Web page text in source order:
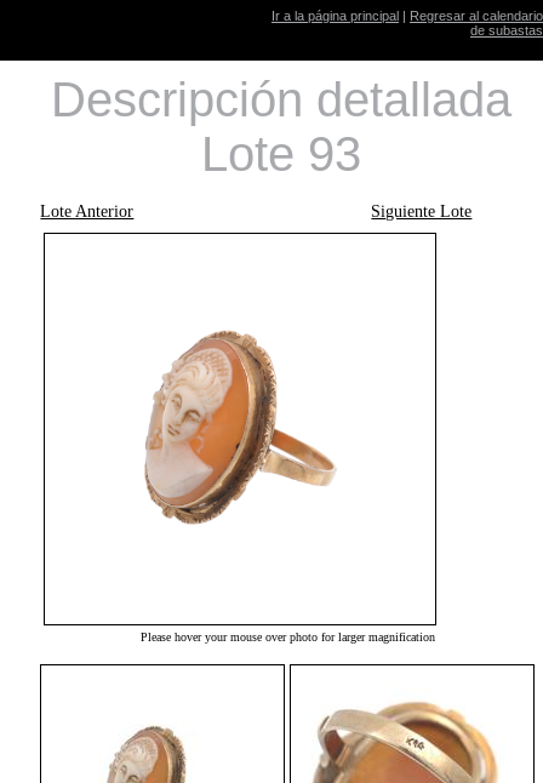
Ir a la página principal | Regresar al calendario
de subastas
Descripción detallada
Lote 93
Lote Anterior Siguiente Lote
Please hover your mouse over photo for larger magnification